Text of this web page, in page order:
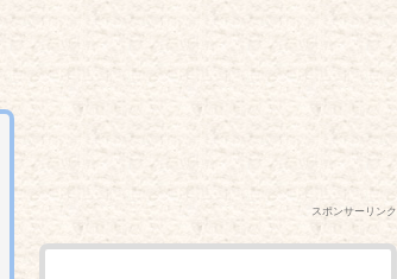
スポンサーリンク